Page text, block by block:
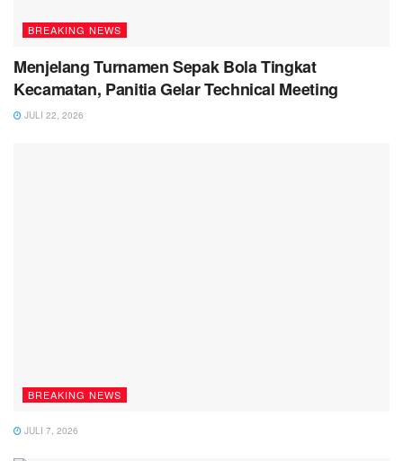
BREAKING NEWS
Menjelang Turnamen Sepak Bola Tingkat
Kecamatan, Panitia Gelar Technical Meeting
JULI 22, 2026
BREAKING NEWS
JULI 7, 2026